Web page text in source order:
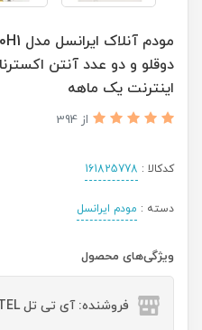
اینترنت یک ماهه
از 394
کدکالا : 161825778
دسته : مودم ایرانسل
ویژگی‌های محصول
فروشنده: آی تی تل I.T.TEL